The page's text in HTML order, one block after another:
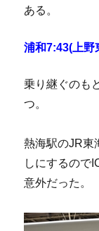
ある。
浦和7:43(上
乗り継ぐのも
つ。
熱海駅のJR東
しにするので
意外だった。